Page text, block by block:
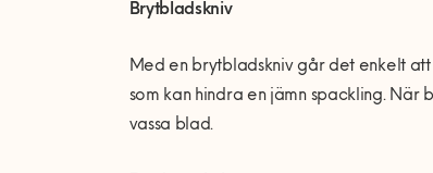
Brytbladskniv
Med en brytbladskniv går det enkelt
som kan hindra en jämn spackling.
vassa blad.